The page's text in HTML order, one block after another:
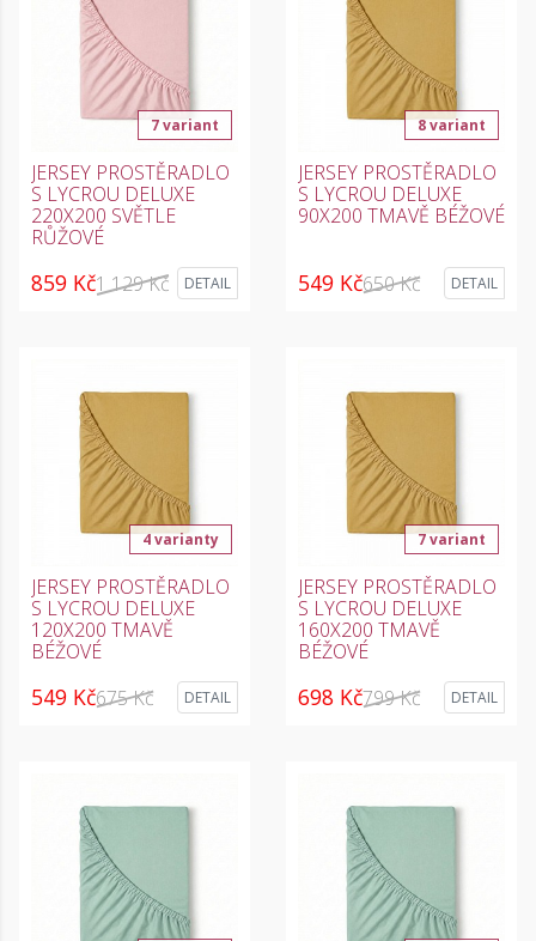
7 variant
JERSEY PROSTĚRADLO
S LYCROU DELUXE
220X200 SVĚTLE
RŮŽOVÉ
859 Kč1 129 Kč DETAIL
8 variant
JERSEY PROSTĚRADLO
S LYCROU DELUXE
90X200 TMAVĚ BÉŽOVÉ
549 Kč650 Kč DETAIL
4 varianty
JERSEY PROSTĚRADLO
S LYCROU DELUXE
120X200 TMAVĚ
BÉŽOVÉ
549 Kč675 Kč DETAIL
7 variant
JERSEY PROSTĚRADLO
S LYCROU DELUXE
160X200 TMAVĚ
BÉŽOVÉ
698 Kč799 Kč DETAIL